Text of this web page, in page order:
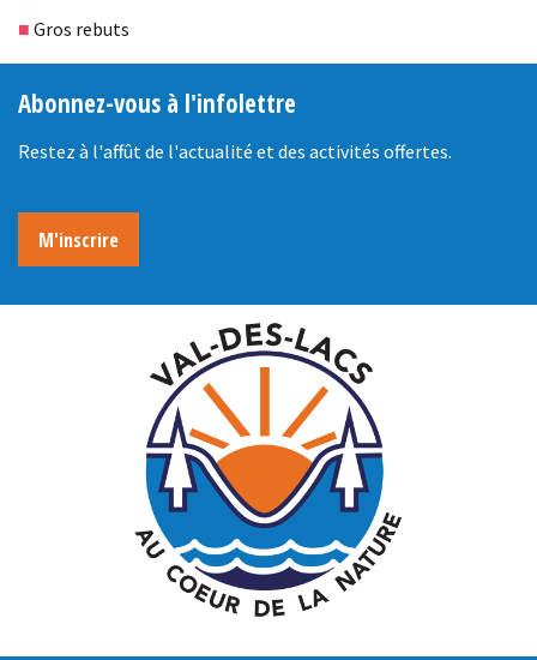
■ Gros rebuts
Abonnez-vous à l'infolettre
Restez à l'affût de l'actualité et des activités offertes.
M'inscrire